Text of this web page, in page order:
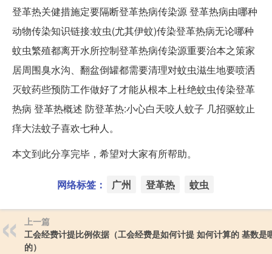
登革热关健措施定要隔断登革热病传染源 登革热病由哪种
动物传染知识链接:蚊虫(尤其伊蚊)传染登革热病无论哪种
蚊虫繁殖都离开水所控制登革热病传染源重要治本之策家
居周围臭水沟、翻盆倒罐都需要清理对蚊虫滋生地要喷洒
灭蚊药些预防工作做好了才能从根本上杜绝蚊虫传染登革
热病 登革热概述 防登革热:小心白天咬人蚊子 几招驱蚊止
痒大法蚊子喜欢七种人。
本文到此分享完毕，希望对大家有所帮助。
网络标签： 广州 登革热 蚊虫
上一篇
工会经费计提比例依据（工会经费是如何计提 如何计算的 基数是
的）